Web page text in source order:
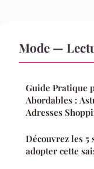
Mode —
Guide Pratique
Abordables :
Adresses
Découvrez les 5
adopter cette